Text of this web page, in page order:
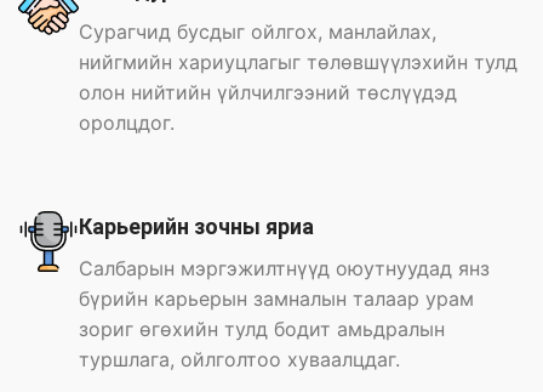
Сурагчид бусдыг ойлгох, манлайлах,
нийгмийн хариуцлагыг төлөвшүүлэхийн тулд
олон нийтийн үйлчилгээний төслүүдэд
оролцдог.
Карьерийн зочны яриа
Салбарын мэргэжилтнүүд оюутнуудад янз
бүрийн карьерын замналын талаар урам
зориг өгөхийн тулд бодит амьдралын
туршлага, ойлголтоо хуваалцдаг.